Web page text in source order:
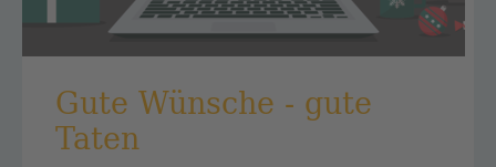
Gute Wünsche - gute
Taten